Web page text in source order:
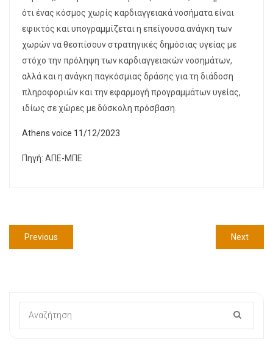
ότι ένας κόσμος χωρίς καρδιαγγειακά νοσήματα είναι
εφικτός και υπογραμμίζεται η επείγουσα ανάγκη των
χωρών να θεσπίσουν στρατηγικές δημόσιας υγείας με
στόχο την πρόληψη των καρδιαγγειακών νοσημάτων,
αλλά και η ανάγκη παγκόσμιας δράσης για τη διάδοση
πληροφοριών και την εφαρμογή προγραμμάτων υγείας,
ιδίως σε χώρες με δύσκολη πρόσβαση.
Athens voice 11/12/2023
Πηγή: ΑΠΕ-ΜΠΕ
Πλοήγηση
άρθρων
Previous
post:
Next
post: